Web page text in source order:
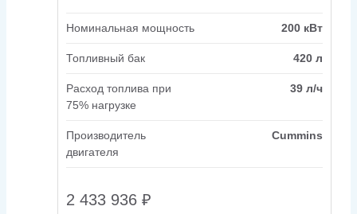
Номинальная мощность 200 кВт
Топливный бак 420 л
Расход топлива при
75% нагрузке
39 л/ч
Производитель
двигателя
Cummins
2 433 936 ₽